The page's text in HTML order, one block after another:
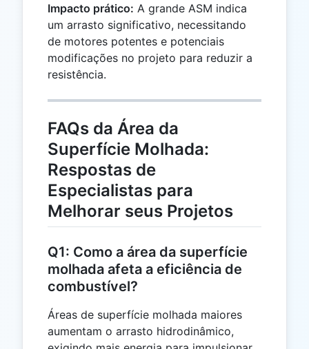
20) =
100
\times
70 =
Impacto prático: A grande ASM indica
um arrasto significativo, necessitando
de motores potentes e potenciais
modificações no projeto para reduzir a
resistência.
FAQs da Área da
Superfície Molhada:
Respostas de
Especialistas para
Melhorar seus Projetos
Q1: Como a área da superfície
molhada afeta a eficiência de
combustível?
Áreas de superfície molhada maiores
aumentam o arrasto hidrodinâmico,